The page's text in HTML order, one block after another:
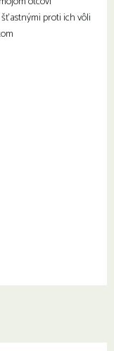
proti ich vôli